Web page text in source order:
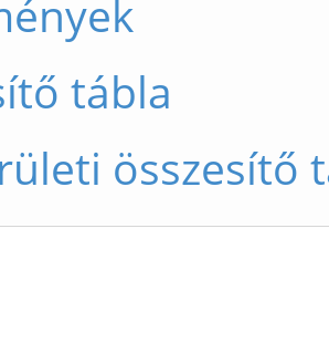
tábla
összesítő